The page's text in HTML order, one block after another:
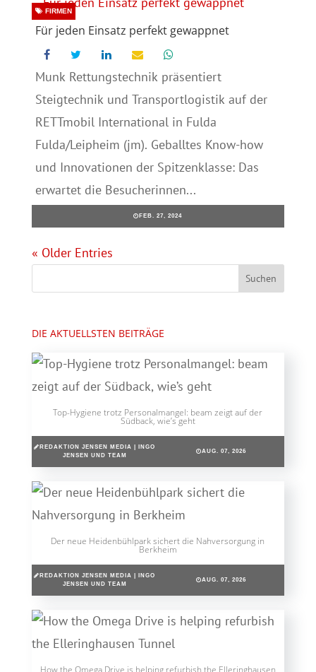
Für jeden Einsatz perfekt gewappnet
FIRMEN
Munk Rettungstechnik präsentiert
Steigtechnik und Transportlogistik auf der
RETTmobil International in Fulda
Fulda/Leipheim (jm). Geballtes Know-how
und Innovationen der Spitzenklasse: Das
erwartet die Besucherinnen...
FEB. 27, 2024
« Older Entries
DIE AKTUELLSTEN BEITRÄGE
Top-Hygiene trotz Personalmangel: beam zeigt auf der
Südback, wie’s geht
REDAKTION JENSEN MEDIA | INGO
JENSEN UND TEAM
AUG. 07, 2026
Der neue Heidenbühlpark sichert die Nahversorgung in
Berkheim
REDAKTION JENSEN MEDIA | INGO
JENSEN UND TEAM
AUG. 07, 2026
How the Omega Drive is helping refurbish the Elleringhausen